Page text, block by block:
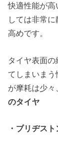
快適性能が
しては非常
高めです。
タイヤ表面
てしまいま
が摩耗は少々
のタイヤ
・ブリヂス